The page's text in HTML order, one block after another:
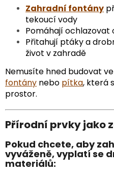
Zahradní fontány
tekoucí vody
Pomáhají ochlazovat
Přitahují ptáky a
život v zahradě
Nemusíte hned budovat
fontány nebo pítka, která
prostor.
Přírodní prvky jako
Pokud chcete, aby
vyváženě, vyplatí se
materiálů: